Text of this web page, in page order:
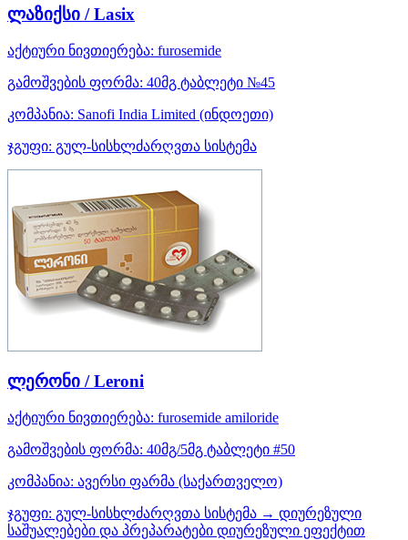
ლაზიქსი / Lasix
აქტიური ნივთიერება: furosemide
გამოშვების ფორმა: 40მგ ტაბლეტი №45
კომპანია: Sanofi India Limited (ინდოეთი)
ჯგუფი: გულ-სისხლძარღვთა სისტემა
ლერონი / Leroni
აქტიური ნივთიერება: furosemide amiloride
გამოშვების ფორმა: 40მგ/5მგ ტაბლეტი #50
კომპანია: ავერსი ფარმა (საქართველო)
ჯგუფი: გულ-სისხლძარღვთა სისტემა → დიურეზული
საშუალებები და პრეპარატები დიურეზული ეფექტით